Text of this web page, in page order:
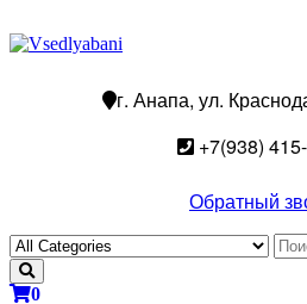
г. Анапа, ул.
+7(938)
Обратный
0